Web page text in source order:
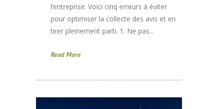
l’entreprise. Voici cinq erreurs à éviter
pour optimiser la collecte des avis et en
tirer pleinement parti. 1. Ne pas...
Read More